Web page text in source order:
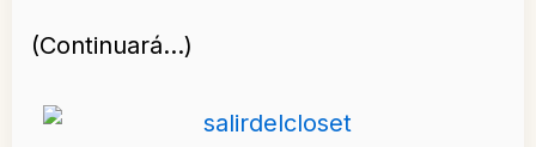
(Continuará…)